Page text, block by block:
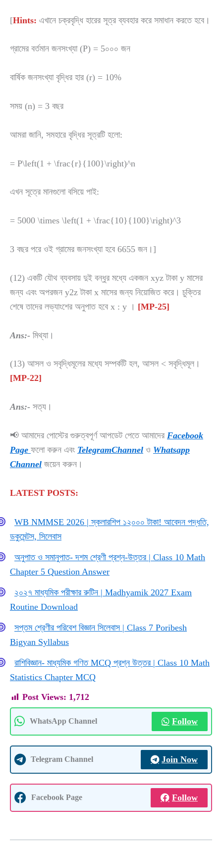
[Hints: এখানে চক্রবৃদ্ধি হারের সূত্র ব্যবহার করে সমাধান করতে হবে।
গ্রামের বর্তমান জনসংখ্যা (P) = 5০০০ জন
বার্ষিক জনসংখ্যা বৃদ্ধির হার (r) = 10%
সময় (n) = 3 বছর
আমরা জানি, সমহারে বৃদ্ধির সূত্রটি হলো:
= P\left(1 + \frac{r}{100}\right)^n
এখন সূত্রে মানগুলো বসিয়ে পাই:
= 5000 \times \left(1 + \frac{10}{100}\right)^3
3 বছর পরে ওই গ্রামের জনসংখ্যা হবে 6655 জন।]
(12) একটি যৌথ ব্যবসায় দুই বন্ধুর মধ্যে একজন xyz টাকা y মাসের
জন্য এবং অপরজন y2z টাকা x মাসের জন্য নিয়োজিত করে। চুক্তির
শেষে তাদের লভ্যাংশের অনুপাত হবে x : y । [MP-25]
Ans:- মিথ্যা।
(13) আসল ও সবৃদ্ধিমূলের মধ্যে সম্পর্কটি হল, আসল < সবৃদ্ধিমূল।
[MP-22]
Ans:- সত্য।
📢 আমাদের পোস্টের গুরুত্বপূর্ণ আপডেট পেতে আমাদের Facebook
Page ফলো করুন এবং TelegramChannel ও Whatsapp
Channel জয়েন করুন।
LATEST POSTS:
WB NMMSE 2026 | স্কলারশিপ ১২০০০ টাকা! আবেদন পদ্ধতি,
ডকুমেন্টস, সিলেবাস
অনুপাত ও সমানুপাত- দশম শ্রেণী প্রশ্ন-উত্তর | Class 10 Math
Chapter 5 Question Answer
২০২৭ মাধ্যমিক পরীক্ষার রুটিন | Madhyamik 2027 Exam
Routine Download
সপ্তম শ্রেণীর পরিবেশ বিজ্ঞান সিলেবাস | Class 7 Poribesh
Bigyan Syllabus
রাশিবিজ্ঞান- মাধ্যমিক গণিত MCQ প্রশ্ন উত্তর | Class 10 Math
Statistics Chapter MCQ
Post Views: 1,712
WhatsApp Channel Follow
Telegram Channel Join Now
Facebook Page Follow